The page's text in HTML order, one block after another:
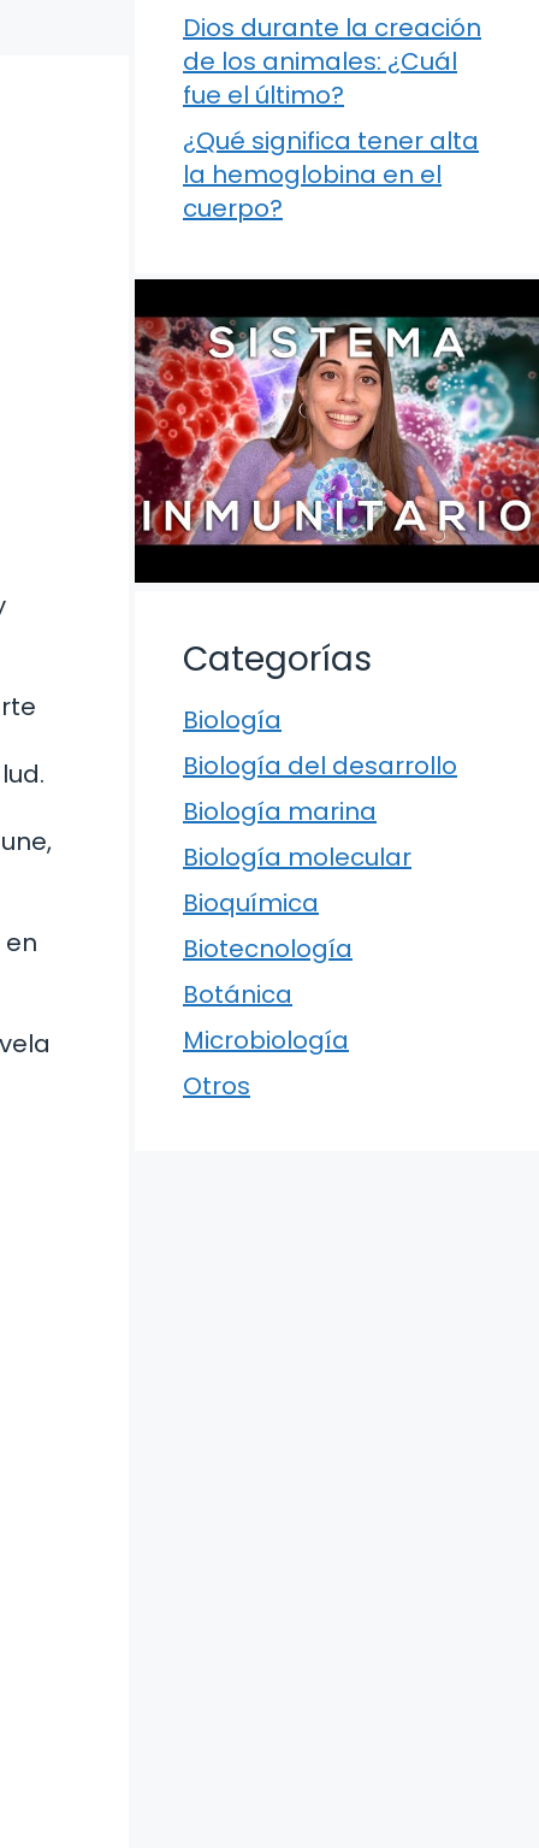
Dios durante la creación
de los animales: ¿Cuál
fue el último?
¿Qué significa tener alta
la hemoglobina en el
cuerpo?
Categorías
Biología
Biología del desarrollo
Biología marina
Biología molecular
Bioquímica
Biotecnología
Botánica
Microbiología
Otros